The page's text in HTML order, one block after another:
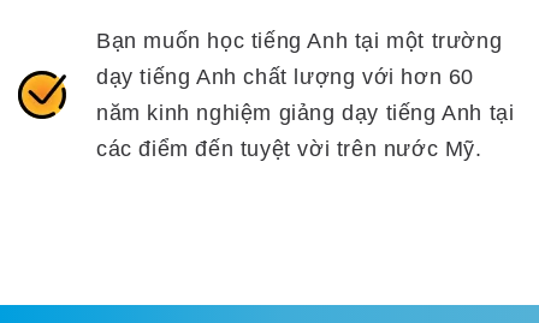
Bạn muốn học tiếng Anh tại một trường
dạy tiếng Anh chất lượng với hơn 60
năm kinh nghiệm giảng dạy tiếng Anh tại
các điểm đến tuyệt vời trên nước Mỹ.